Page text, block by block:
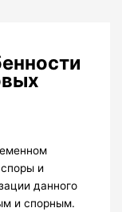
и
данного
и спорным.